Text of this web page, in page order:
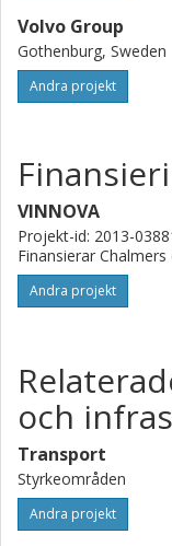
Volvo Group
Gothenburg, Sweden
Andra projekt
VINNOVA
Projekt-id: 2013-
Finansierar
Andra projekt
och
Transport
Styrkeområden
Andra projekt